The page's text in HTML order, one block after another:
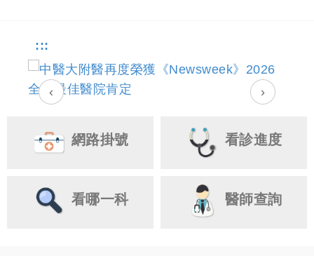
:::
‹ ›
網路掛號 看診進度
看哪一科 醫師查詢